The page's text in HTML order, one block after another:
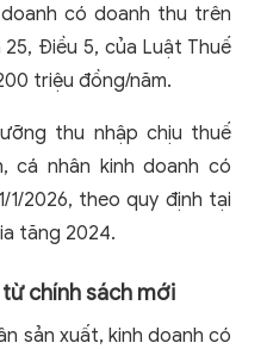
có doanh thu trên
Điều 5, của Luật Thuế
triệu đồng/năm.
thu nhập chịu thuế
cá nhân kinh doanh có
1/2026, theo quy định tại
tăng 2024.
chính sách mới
sản xuất, kinh doanh có